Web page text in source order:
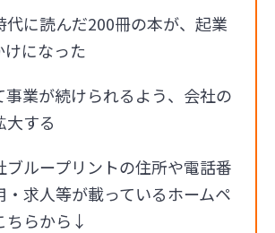
代に読んだ200冊の本が、起業
けになった
事業が続けられるよう、会社の
大する
ブループリントの住所や電話番
・求人等が載っているホームペ
ちらから↓